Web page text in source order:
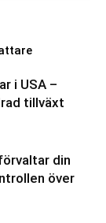
i USA –
tillväxt
din
över